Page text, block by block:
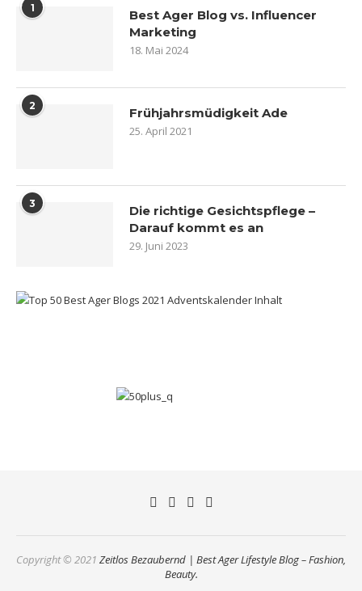
1
Best Ager Blog vs. Influencer
Marketing
18. Mai 2024
2 Frühjahrsmüdigkeit Ade
25. April 2021
3
Die richtige Gesichtspflege –
Darauf kommt es an
29. Juni 2023
Copyright © 2021 Zeitlos Bezaubernd | Best Ager Lifestyle Blog – Fashion,
Beauty.